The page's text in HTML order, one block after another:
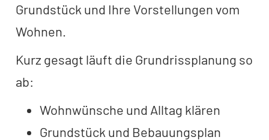
Grundstück und Ihre Vorstellungen vom
Wohnen.
Kurz gesagt läuft die Grundrissplanung so
ab:
Wohnwünsche und Alltag klären
Grundstück und Bebauungsplan